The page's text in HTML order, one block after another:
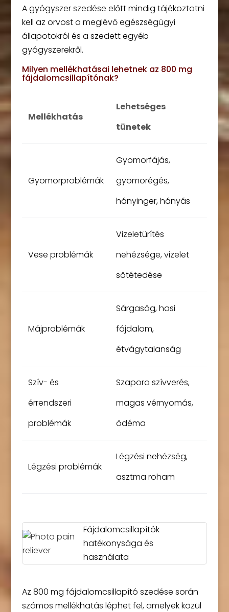
A gyógyszer szedése előtt mindig tájékoztatni
kell az orvost a meglévő egészségügyi
állapotokról és a szedett egyéb
gyógyszerekről.
Milyen mellékhatásai lehetnek az 800 mg
fájdalomcsillapítónak?
Mellékhatás
Lehetséges
tünetek
Gyomorproblémák
Gyomorfájás,
gyomorégés,
hányinger, hányás
Vese problémák
Vizeletürítés
nehézsége, vizelet
sötétedése
Májproblémák
Sárgaság, hasi
fájdalom,
étvágytalanság
Szív- és
érrendszeri
problémák
Szapora szívverés,
magas vérnyomás,
ödéma
Légzési problémák
Légzési nehézség,
asztma roham
Fájdalomcsillapítók
hatékonysága és
használata
Az 800 mg fájdalomcsillapító szedése során
számos mellékhatás léphet fel, amelyek közül